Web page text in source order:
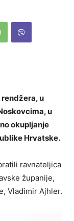
u
u
okupljanje
Hrvatske.
ravnateljica
županije,
Vladimir Ajhler.